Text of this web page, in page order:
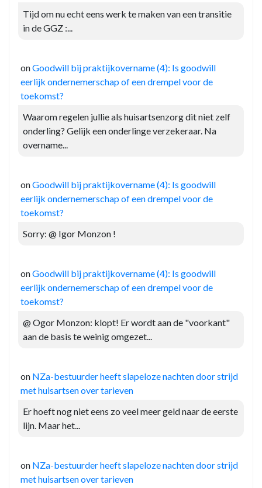
Tijd om nu echt eens werk te maken van een transitie
in de GGZ :...
onGoodwill bij praktijkovername (4): Is goodwill
eerlijk ondernemerschap of een drempel voor de
toekomst?
Waarom regelen jullie als huisartsenzorg dit niet zelf
onderling? Gelijk een onderlinge verzekeraar. Na
overname...
onGoodwill bij praktijkovername (4): Is goodwill
eerlijk ondernemerschap of een drempel voor de
toekomst?
Sorry: @ Igor Monzon !
onGoodwill bij praktijkovername (4): Is goodwill
eerlijk ondernemerschap of een drempel voor de
toekomst?
@ Ogor Monzon: klopt! Er wordt aan de "voorkant"
aan de basis te weinig omgezet...
on NZa-bestuurder heeft slapeloze nachten door strijd
met huisartsen over tarieven
Er hoeft nog niet eens zo veel meer geld naar de eerste
lijn. Maar het...
on NZa-bestuurder heeft slapeloze nachten door strijd
met huisartsen over tarieven